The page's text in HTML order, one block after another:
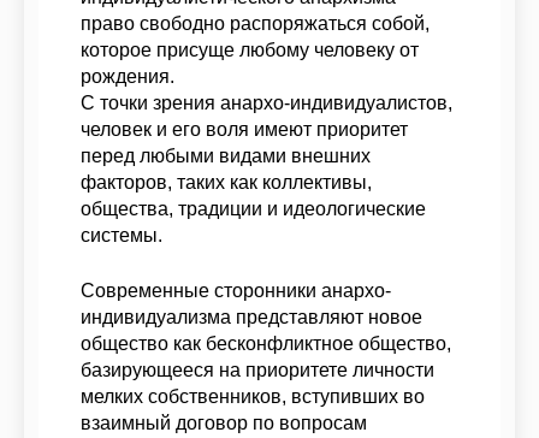
право свободно распоряжаться собой,
которое присуще любому человеку от
рождения.
С точки зрения анархо-индивидуалистов,
человек и его воля имеют приоритет
перед любыми видами внешних
факторов, таких как коллективы,
общества, традиции и идеологические
системы.
Современные сторонники анархо-
индивидуализма представляют новое
общество как бесконфликтное общество,
базирующееся на приоритете личности
мелких собственников, вступивших во
взаимный договор по вопросам